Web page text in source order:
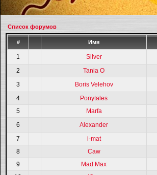
Список форумов
# Имя
1 Silver
2
Tania O
3
Boris Velehov
4
Ponytales
5
Marfa
6
Alexander
7
i-mat
8
Caw
9
Mad Max